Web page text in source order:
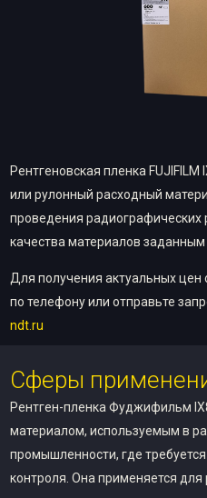
Рентгеновская пленка FUJIFILM
или рулонный расходный
проведения радиографических
качества материалов заданным
Для получения актуальных
по телефону или отправьте
ndt.ru
Сферы
Рентген-пленка Фуджифильм
материалом, используемым в
промышленности, где
контроля. Она применяется